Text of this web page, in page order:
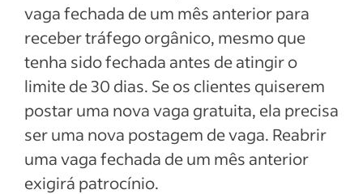
vaga fechada de um mês anterior para
receber tráfego orgânico, mesmo que
tenha sido fechada antes de atingir o
limite de 30 dias. Se os clientes quiserem
postar uma nova vaga gratuita, ela precisa
ser uma nova postagem de vaga. Reabrir
uma vaga fechada de um mês anterior
exigirá patrocínio.